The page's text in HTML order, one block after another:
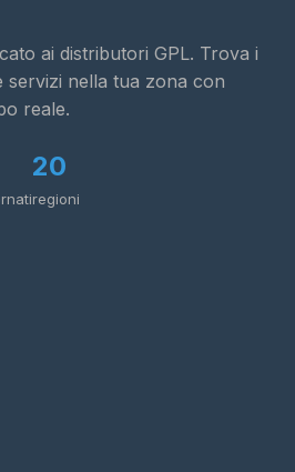
ai distributori GPL. Trova i
servizi nella tua zona con
reale.
20
regioni